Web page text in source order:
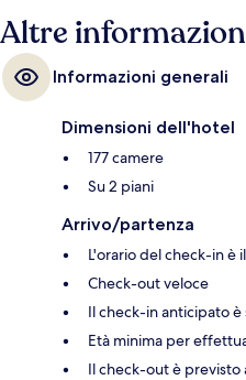
Altre
Informazioni generali
Dimensioni dell'hotel
177 camere
Su 2 piani
Arrivo/partenza
L'orario del check-in
Check-out veloce
Il check-in anticipato
Età minima per
Il check-out è previsto